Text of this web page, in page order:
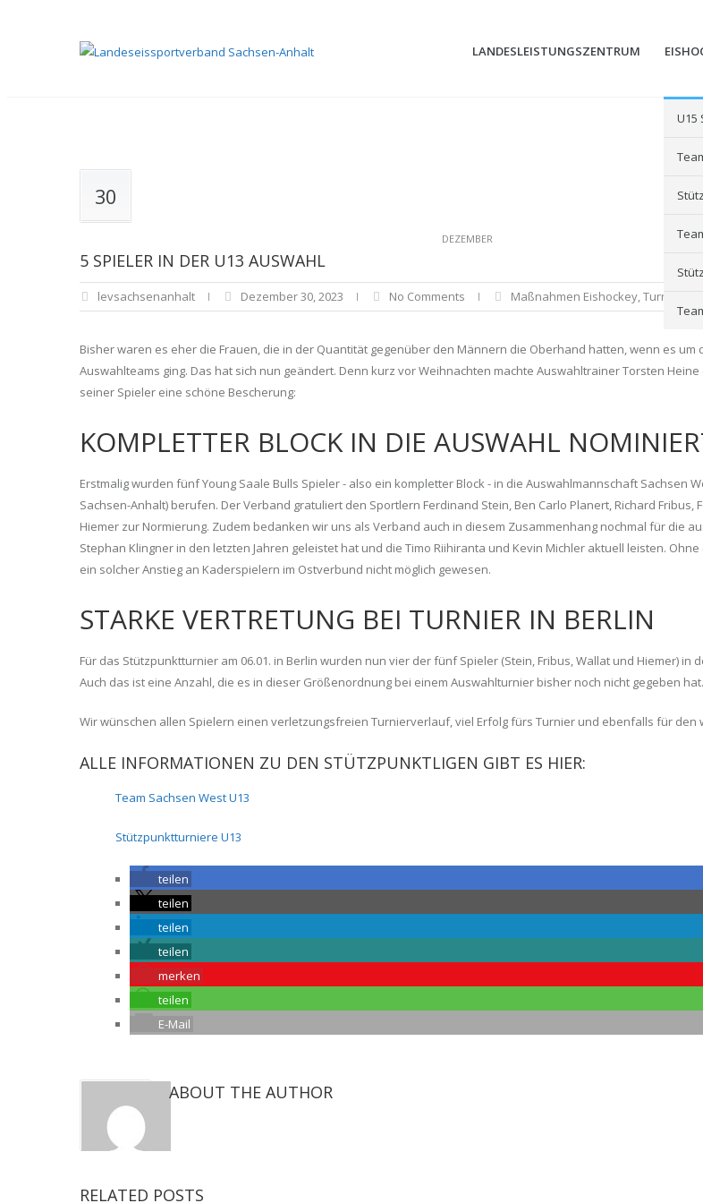
LANDESLEISTUNGSZENTRUM
U15
30
DEZEMBER
5 SPIELER IN DER U13 AUSWAHL
levsachsenanhalt Dezember 30, 2023 No Comments Maßnahmen Eishockey,Turniere
Bisher waren es eher die Frauen, die in der Quantität gegenüber den Männern die Oberhand hatten, wenn es um
Auswahlteams ging. Das hat sich nun geändert. Denn kurz vor Weihnachten machte Auswahltrainer Torsten Heine
seiner Spieler eine schöne Bescherung:
KOMPLETTER BLOCK IN DIE AUSWAHL
Erstmalig wurden fünf Young Saale Bulls Spieler - also ein kompletter Block - in die Auswahlmannschaft Sachsen
Sachsen-Anhalt) berufen. Der Verband gratuliert den Sportlern Ferdinand Stein, Ben Carlo Planert, Richard Fribus,
Hiemer zur Normierung. Zudem bedanken wir uns als Verband auch in diesem Zusammenhang nochmal für die
Stephan Klingner in den letzten Jahren geleistet hat und die Timo Riihiranta und Kevin Michler aktuell leisten.
ein solcher Anstieg an Kaderspielern im Ostverbund nicht möglich gewesen.
STARKE VERTRETUNG BEI TURNIER IN BERLIN
Für das Stützpunktturnier am 06.01. in Berlin wurden nun vier der fünf Spieler (Stein, Fribus, Wallat und Hiemer) in
Auch das ist eine Anzahl, die es in dieser Größenordnung bei einem Auswahlturnier bisher noch nicht gegeben hat.
Wir wünschen allen Spielern einen verletzungsfreien Turnierverlauf, viel Erfolg fürs Turnier und ebenfalls für den
ALLE INFORMATIONEN ZU DEN STÜTZPUNKTLIGEN GIBT ES HIER:
Team Sachsen West U13
Stützpunktturniere U13
teilen
teilen
teilen
teilen
merken
teilen
E-Mail
ABOUT THE AUTHOR
RELATED POSTS